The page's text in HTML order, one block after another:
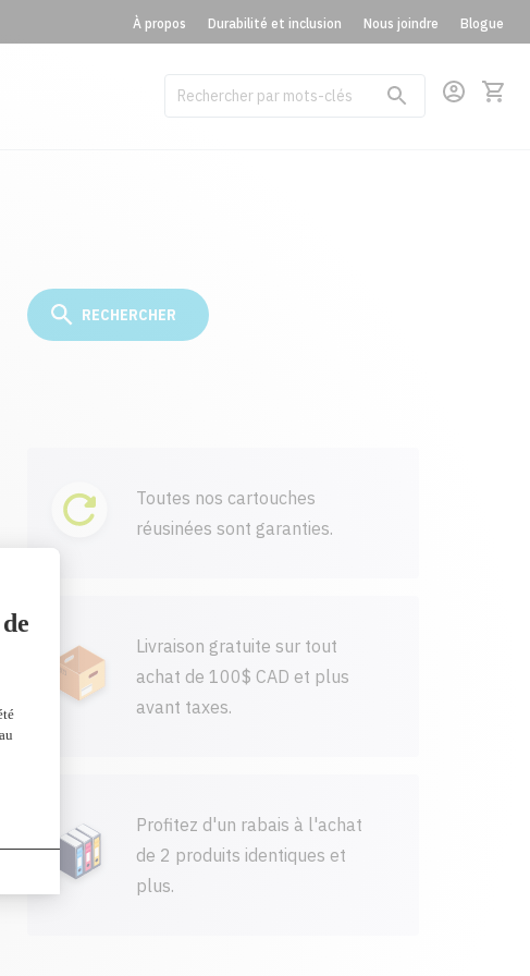
À propos Durabilité et inclusion Nous joindre Blogue
Toutes nos cartouches
réusinées sont garanties.
Livraison gratuite sur tout
achat de 100$ CAD et plus
avant taxes.
Profitez d'un rabais à l'achat
de 2 produits identiques et
plus.